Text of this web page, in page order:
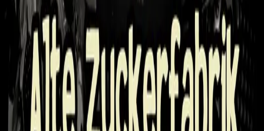
Abendkasse
Anfahrt